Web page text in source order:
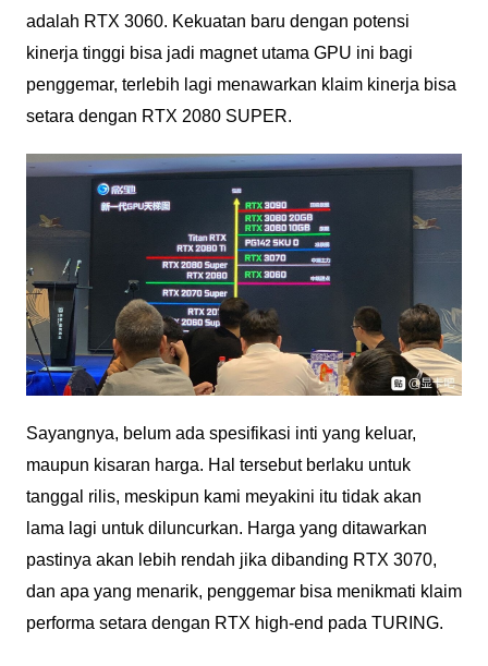
adalah RTX 3060. Kekuatan baru dengan potensi
kinerja tinggi bisa jadi magnet utama GPU ini bagi
penggemar, terlebih lagi menawarkan klaim kinerja bisa
setara dengan RTX 2080 SUPER.
Sayangnya, belum ada spesifikasi inti yang keluar,
maupun kisaran harga. Hal tersebut berlaku untuk
tanggal rilis, meskipun kami meyakini itu tidak akan
lama lagi untuk diluncurkan. Harga yang ditawarkan
pastinya akan lebih rendah jika dibanding RTX 3070,
dan apa yang menarik, penggemar bisa menikmati klaim
performa setara dengan RTX high-end pada TURING.